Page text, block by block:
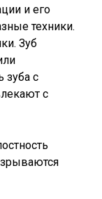
и его
техники.
Зуб
зуба с
с